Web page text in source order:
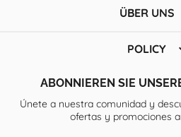
ÜBER UNS
POLICY
ABONNIEREN SIE
Únete a nuestra comunidad y
ofertas y promociones